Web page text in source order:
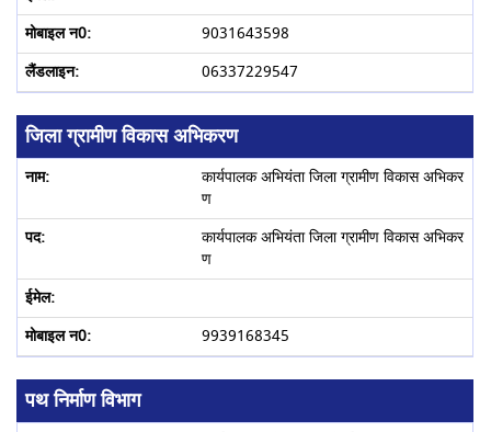
9031643598
06337229547
जिला ग्रामीण विकास अभिकरण
कार्यपालक अभियंता जिला ग्रामीण विकास अभिकर
ण
कार्यपालक अभियंता जिला ग्रामीण विकास अभिकर
ण
9939168345
पथ निर्माण विभाग